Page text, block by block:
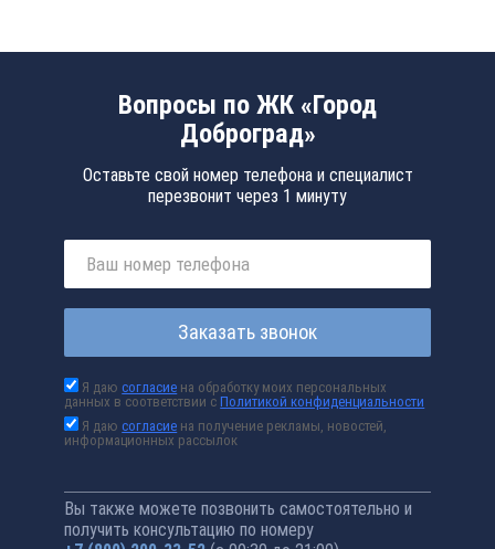
Вопросы по ЖК «Город
Доброград»
Оставьте свой номер телефона и специалист
перезвонит через 1 минуту
Заказать звонок
Я даюсогласие на обработку моих персональных
данных в соответствии сПолитикой конфиденциальности
Я даюсогласие на получение рекламы, новостей,
информационных рассылок
Вы также можете позвонить самостоятельно и
получить консультацию по номеру